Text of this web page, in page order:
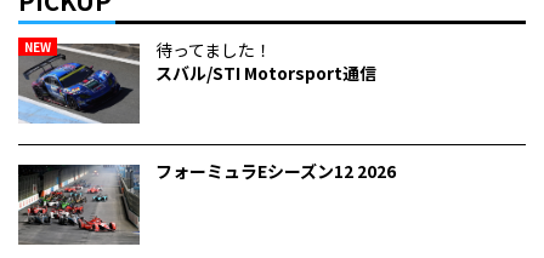
NEW
待ってました！
スバル/STI Motorsport通信
フォーミュラEシーズン12 2026